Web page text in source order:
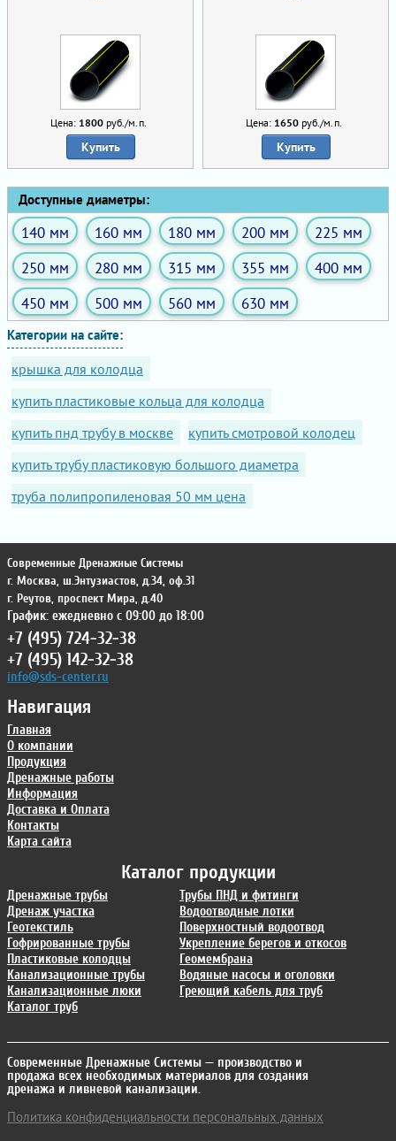
Цена: 1800руб./м.п.
Купить
Цена: 1650руб./м.п.
Купить
Доступные диаметры:
140 мм 160 мм 180 мм 200 мм
225 мм
250 мм
280 мм 315 мм 355 мм
400 мм
450 мм
500 мм 560 мм 630 мм
Категории на сайте:
крышка для колодца
купить пластиковые кольца для колодца
купить пнд трубу в москве
купить смотровой колодец
купить трубу пластиковую большого диаметра
труба полипропиленовая 50 мм цена
Каталог продукции
Дренажные трубы
Дренаж участка
Геотекстиль
Гофрированные трубы
Пластиковые колодцы
Канализационные трубы
Канализационные люки
Каталог труб
Трубы ПНД и фитинги
Водоотводные лотки
Поверхностный водоотвод
Укрепление берегов и откосов
Геомембрана
Водяные насосы и оголовки
Греющий кабель для труб
Навигация
Главная
О компании
Продукция
Дренажные работы
Информация
Доставка и Оплата
Контакты
Карта сайта
Современные Дренажные Системы
г. Москва, ш.Энтузиастов, д.34, оф.31
г. Реутов, проспект Мира, д.40
График: ежедневно с 09:00 до 18:00
+7 (495) 724-32-38
+7 (495) 142-32-38
info@sds-center.ru
Современные Дренажные Системы — производство и
продажа всех необходимых материалов для создания
дренажа и ливневой канализации.
Политика конфиденциальности персональных данных